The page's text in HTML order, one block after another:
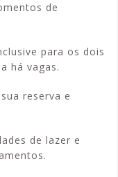
de
para os dois
há vagas.
reserva e
de lazer e